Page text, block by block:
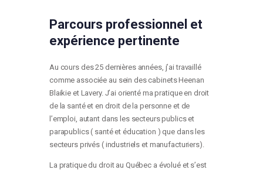
Parcours professionnel et
expérience pertinente
Au cours des 25 dernières années, j’ai travaillé
comme associée au sein des cabinets Heenan
Blaikie et Lavery. J’ai orienté ma pratique en droit
de la santé et en droit de la personne et de
l’emploi, autant dans les secteurs publics et
parapublics ( santé et éducation ) que dans les
secteurs privés ( industriels et manufacturiers).
La pratique du droit au Québec a évolué et s’est